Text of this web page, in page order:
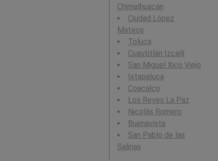
Chimalhuacán
Ciudad López
Mateos
Toluca
Cuautitlán Izcalli
San Miguel Xico Viejo
Ixtapaluca
Coacalco
Los Reyes La Paz
Nicolás Romero
Buenavista
San Pablo de las
Salinas